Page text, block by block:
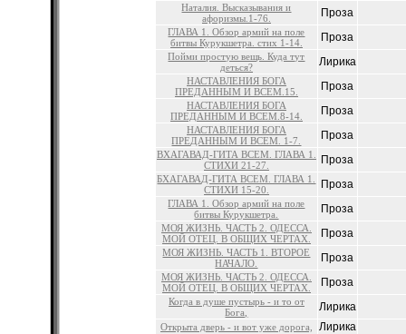
Наталия. Высказывания и
афоризмы.1-76.
Проза
ГЛАВА 1. Обзор армий на поле
битвы Курукшетра. стих 1-14.
Проза
Пойми простую вещь. Куда тут
деться?
Лирика
НАСТАВЛЕНИЯ БОГА
ПРЕДАННЫМ И ВСЕМ.15.
Проза
НАСТАВЛЕНИЯ БОГА
ПРЕДАННЫМ И ВСЕМ.8-14.
Проза
НАСТАВЛЕНИЯ БОГА
ПРЕДАННЫМ И ВСЕМ. 1-7.
Проза
ВХАГАВАД-ГИТА ВСЕМ. ГЛАВА 1.
СТИХИ 21-27.
Проза
БХАГАВАД-ГИТА ВСЕМ. ГЛАВА 1.
СТИХИ 15-20.
Проза
ГЛАВА 1. Обзор армий на поле
битвы Курукшетра.
Проза
МОЯ ЖИЗНЬ. ЧАСТЬ 2. ОДЕССА.
МОЙ ОТЕЦ. В ОБЩИХ ЧЕРТАХ.
Проза
МОЯ ЖИЗНЬ. ЧАСТЬ 1. ВТОРОЕ
НАЧАЛО.
Проза
МОЯ ЖИЗНЬ. ЧАСТЬ 2. ОДЕССА.
МОЙ ОТЕЦ. В ОБЩИХ ЧЕРТАХ.
Проза
Когда в душе пустырь - и то от
Бога,
Лирика
Открыта дверь - и вот уже дорога, Лирика